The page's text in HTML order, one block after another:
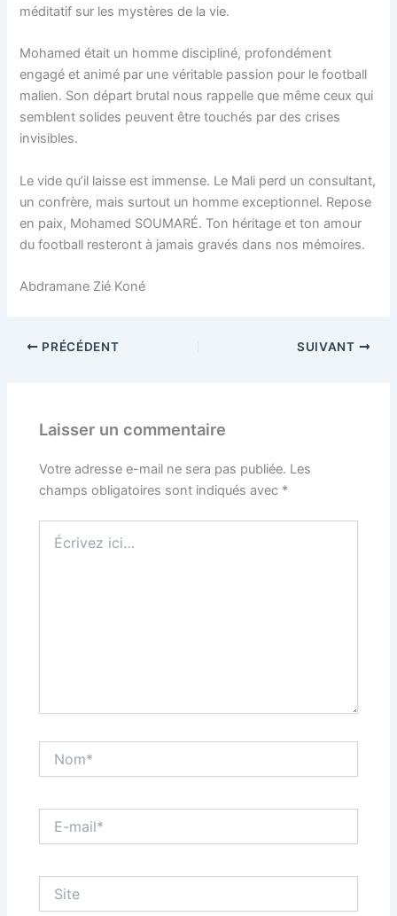
méditatif sur les mystères de la vie.
Mohamed était un homme discipliné, profondément
engagé et animé par une véritable passion pour le football
malien. Son départ brutal nous rappelle que même ceux qui
semblent solides peuvent être touchés par des crises
invisibles.
Le vide qu’il laisse est immense. Le Mali perd un consultant,
un confrère, mais surtout un homme exceptionnel. Repose
en paix, Mohamed SOUMARÉ. Ton héritage et ton amour
du football resteront à jamais gravés dans nos mémoires.
Abdramane Zié Koné
PRÉCÉDENT SUIVANT
Laisser un commentaire
Votre adresse e-mail ne sera pas publiée. Les
champs obligatoires sont indiqués avec *
ici…
mail*